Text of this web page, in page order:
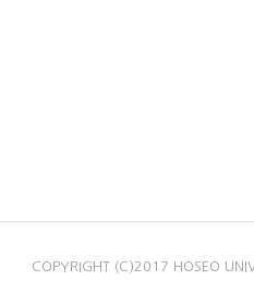
COPYRIGHT (C)2017 HOSEO